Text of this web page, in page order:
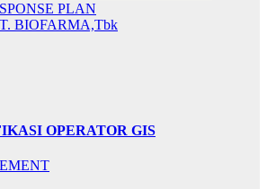
OPERATOR GIS